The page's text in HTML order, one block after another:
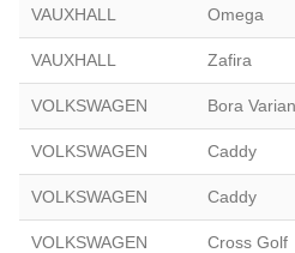
VAUXHALL Omega
VAUXHALL Zafira
VOLKSWAGEN Bora
VOLKSWAGEN Caddy
VOLKSWAGEN Caddy
VOLKSWAGEN Cross Golf